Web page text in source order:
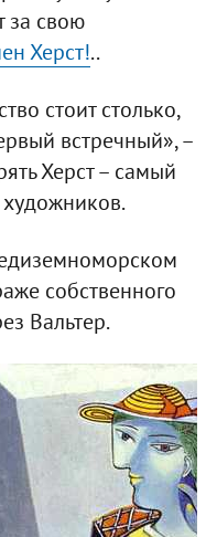
за свою
Херст!..
стоит столько,
встречный», –
Херст – самый
собственного
Вальтер.